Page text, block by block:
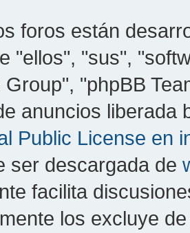
foros están
"ellos", "sus",
Group", "phpBB
anuncios liberada
Public License en
ser descargada de
facilita
los excluye